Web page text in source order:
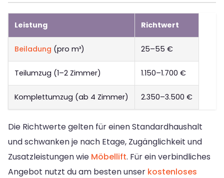
Leistung Richtwert
Beiladung (pro m³) 25–55 €
Teilumzug (1–2 Zimmer) 1.150–1.700 €
Komplettumzug (ab 4 Zimmer) 2.350–3.500 €
Die Richtwerte gelten für einen Standardhaushalt
und schwanken je nach Etage, Zugänglichkeit und
Zusatzleistungen wie Möbellift. Für ein verbindliches
Angebot nutzt du am besten unser kostenloses